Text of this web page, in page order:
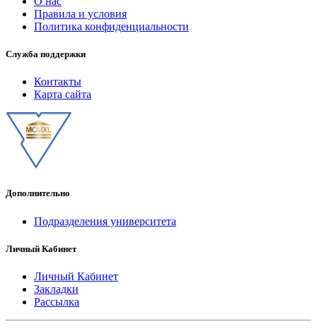
Правила и условия
Политика конфиденциальности
Служба поддержки
Контакты
Карта сайта
Дополнительно
Подразделения университета
Личный Кабинет
Личный Кабинет
Закладки
Рассылка